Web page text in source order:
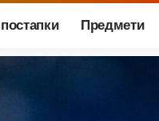
Предмети